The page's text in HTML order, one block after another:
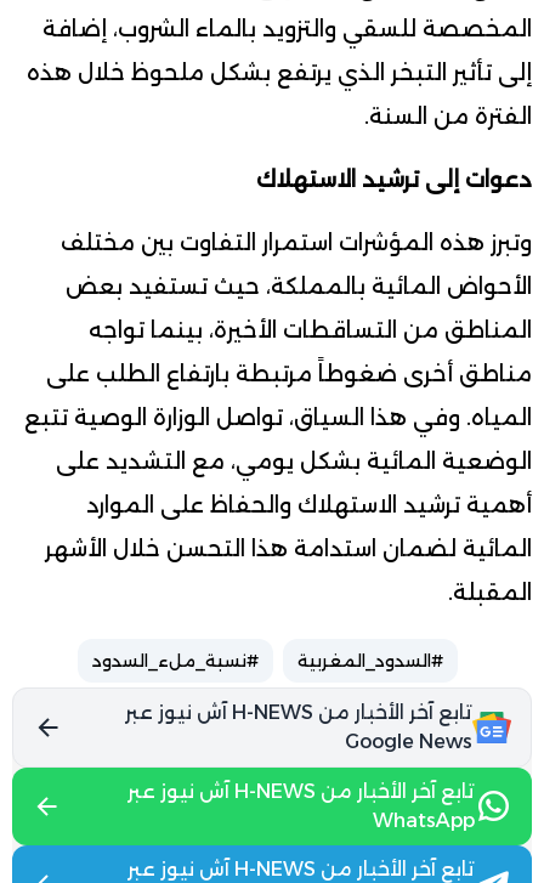
المخصصة للسقي والتزويد بالماء الشروب، إضافة
إلى تأثير التبخر الذي يرتفع بشكل ملحوظ خلال هذه
الفترة من السنة.
دعوات إلى ترشيد الاستهلاك
وتبرز هذه المؤشرات استمرار التفاوت بين مختلف
الأحواض المائية بالمملكة، حيث تستفيد بعض
المناطق من التساقطات الأخيرة، بينما تواجه
مناطق أخرى ضغوطاً مرتبطة بارتفاع الطلب على
المياه. وفي هذا السياق، تواصل الوزارة الوصية تتبع
الوضعية المائية بشكل يومي، مع التشديد على
أهمية ترشيد الاستهلاك والحفاظ على الموارد
المائية لضمان استدامة هذا التحسن خلال الأشهر
المقبلة.
#السدود_المغربية #نسبة_ملء_السدود
تابع آخر الأخبار من H-NEWS آش نيوز عبر
Google News
تابع آخر الأخبار من H-NEWS آش نيوز عبر
WhatsApp
تابع آخر الأخبار من H-NEWS آش نيوز عبر